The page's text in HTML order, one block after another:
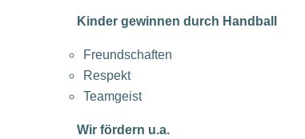
Kinder gewinnen durch Handball
Freundschaften
Respekt
Teamgeist
Wir fördern u.a.